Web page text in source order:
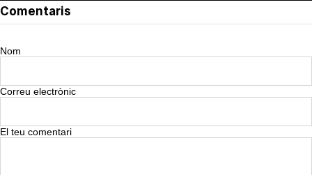
Comentaris
Nom
Correu electrònic
El teu comentari